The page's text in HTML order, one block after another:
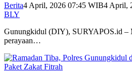
Berita4 April, 2026 07:45 WIB4 April,
BLY
Gunungkidul (DIY), SURYAPOS.id –
perayaan…